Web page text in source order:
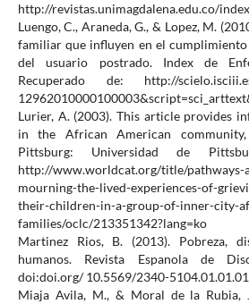
http://revistas.unimagdalena.edu.co/
Luengo, C., Araneda, G., & Lopez, M.
familiar que influyen en el cumplimiento
del usuario postrado. Index de
Recuperado de: http://scielo.isciii.es/
Lurier, A. (2003). This article provides
in the African American
Pittsburg: Universidad de
http://www.worldcat.org/title/pathways-
mourning-the-lived-experiences-of-
their-children-in-a-group-of-inner-city-
families/oclc/213351342?lang=ko
Martinez Rios, B. (2013). Pobreza,
humanos. Revista Espanola de
doi:doi.org/ 10.5569/2340-5104.01.01.01
Miaja Avila, M., & Moral de la Rubia,